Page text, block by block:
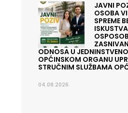
JAVNI
OSOBA
SPREME
ODNOSA U
OPĆINSKOM ORGANU
STRUČNIM SLUŽBAMA
04.08.2026.